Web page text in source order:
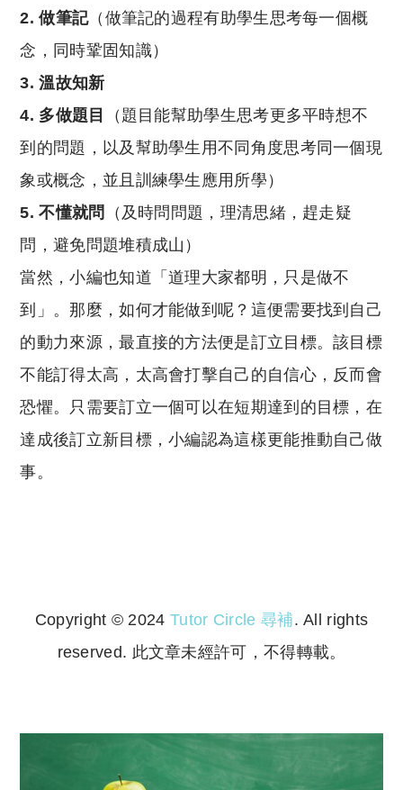
2. 做筆記（做筆記的過程有助學生思考每一個概
念，同時鞏固知識）
3. 溫故知新
4. 多做題目
（題目能幫助學生思考更多平時想不
到的問題，以及幫助學生用不同角度思考同一個現
象或概念，並且訓練學生應用所學）
5. 不懂就問
（及時問問題，理清思緒，趕走疑
問，避免問題堆積成山）
當然，小編也知道「道理大家都明，只是做不
到」。那麼，如何才能做到呢？這便需要找到自己
的動力來源，最直接的方法便是訂立目標。該目標
不能訂得太高，太高會打擊自己的自信心，反而會
恐懼。只需要訂立一個可以在短期達到的目標，在
達成後訂立新目標，小編認為這樣更能推動自己做
事。
Copyright © 2024 Tutor Circle 尋補. All rights
reserved. 此文章未經許可，不得轉載。